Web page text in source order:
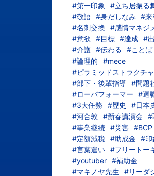
#第一印象
#立ち居振る
#敬語 #身だしなみ #来
#名刺交換 #感情マネジ
#意欲
#目標 #達成 #
#介護 #伝わる #ことば
#論理的
#mece
#ピラミッドストラクチ
#部下・後輩指導 #問題
#ローパフォーマー
#退
#3大任務
#歴史
#日本
#河合敦
#新春講演会 #
#事業継続 #災害 #BCP
#定額減税 #助成金
#印
#言葉遣い #フリートー
#youtuber #補助金
#マキノヤ先生
#リーダ